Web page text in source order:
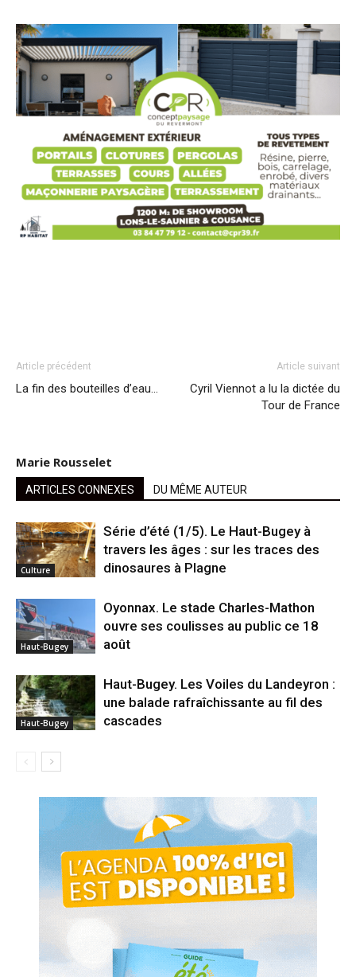
Article précédent
La fin des bouteilles d’eau…
Article suivant
Cyril Viennot a lu la dictée du
Tour de France
Marie Rousselet
ARTICLES CONNEXES DU MÊME AUTEUR
Culture
Série d’été (1/5). Le Haut-Bugey à
travers les âges : sur les traces des
dinosaures à Plagne
Haut-Bugey
Oyonnax. Le stade Charles-Mathon
ouvre ses coulisses au public ce 18
août
Haut-Bugey
Haut-Bugey. Les Voiles du Landeyron :
une balade rafraîchissante au fil des
cascades